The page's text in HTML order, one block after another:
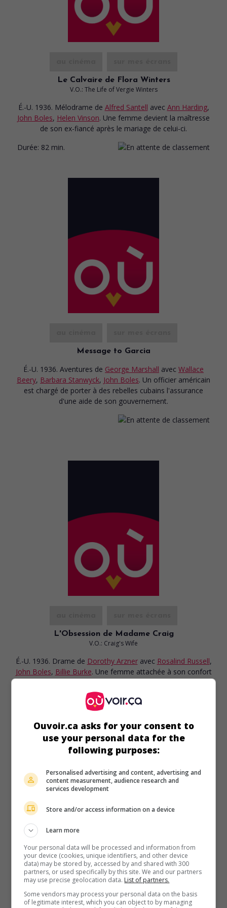
Le Calvaire de Flora Winters
V.O.: The Life of Vergie Winters
É.-U. 1936. Mélodrame de Alfred Santell avec Ann Harding,
John Boles, Helen Vinson. Une femme devient la maîtresse
de son ex-fiancé après le mariage de celui-ci.
Durée: 82 min.
Message to Garcia
É.-U. 1936. Aventures de George Marshall avec Wallace
Beery, Barbara Stanwyck, John Boles. Un officier américain
est chargé de porter à des rebelles cubains l'assurance
d'une aide de son gouvernement.
L'Obsession de Madame Craig
V.O.: Craig's Wife
É.-U. 1936. Drame de Dorothy Arzner avec Rosalind Russell,
John Boles, Billie Burke. Une femme attachée à son confort
matériel fait le malheur de sa famille.
Boucles d'or
Ouvoir.ca asks for your consent to
use your personal data for the
following purposes:
Personalised advertising and content, advertising and
content measurement, audience research and
services development
Store and/or access information on a device
Learn more
Your personal data will be processed and information from
your device (cookies, unique identifiers, and other device
data) may be stored by, accessed by and shared with 300
partners, or used specifically by this site. We and our partners
may use precise geolocation data. List of partners.
Some vendors may process your personal data on the basis
of legitimate interest, which you can object to by managing